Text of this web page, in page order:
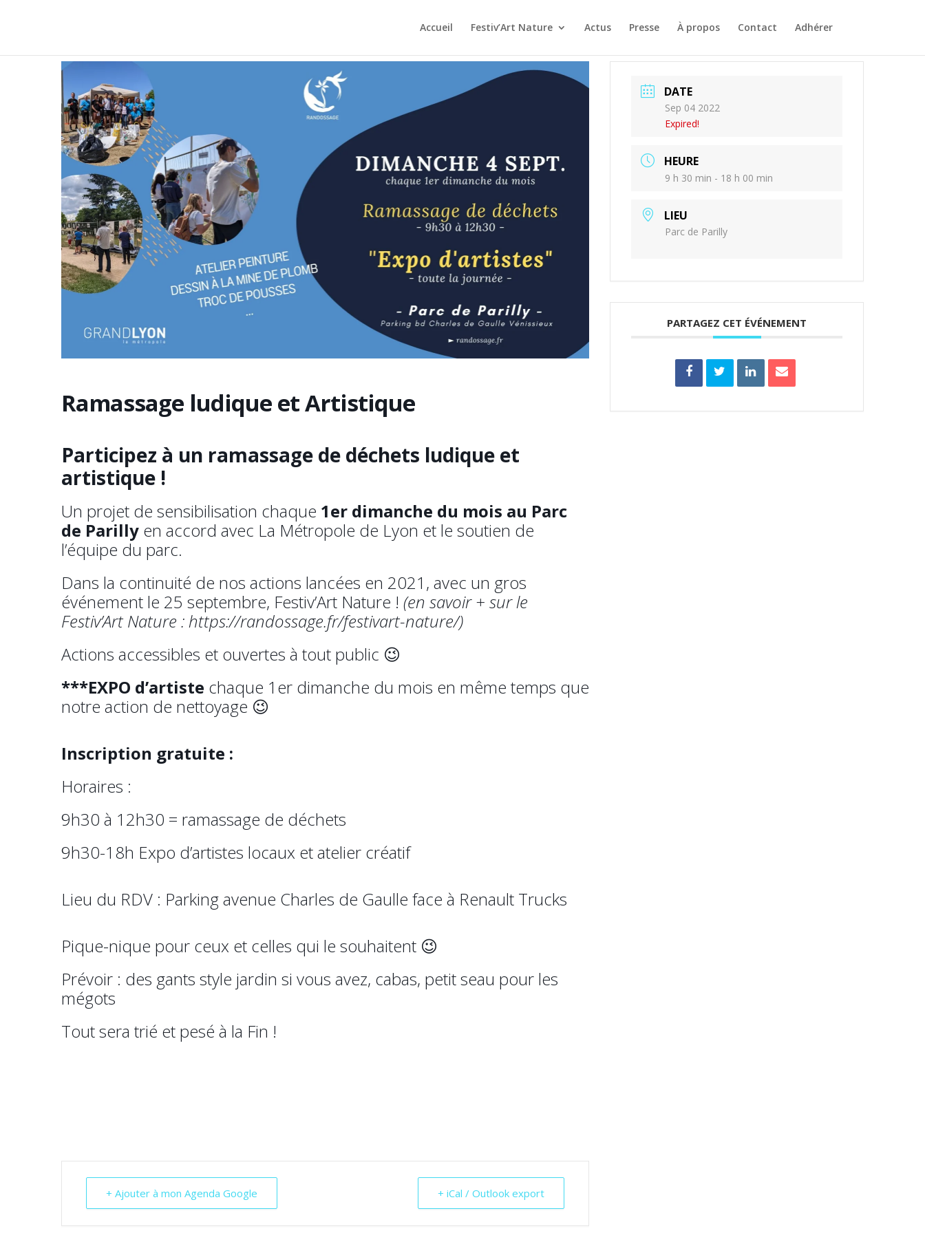
Accueil Festiv’Art Nature Actus Presse À propos Contact Adhérer
Ramassage ludique et Artistique
Participez à un ramassage de déchets ludique et
artistique !
Un projet de sensibilisation chaque 1er dimanche du mois au Parc
de Parilly en accord avec La Métropole de Lyon et le soutien de
l’équipe du parc.
Dans la continuité de nos actions lancées en 2021, avec un gros
événement le 25 septembre, Festiv’Art Nature ! (en savoir + sur le
Festiv’Art Nature : https://randossage.fr/festivart-nature/)
Actions accessibles et ouvertes à tout public 😉
***EXPO d’artiste chaque 1er dimanche du mois en même temps que
notre action de nettoyage 😉
Inscription gratuite :
Horaires :
9h30 à 12h30 = ramassage de déchets
9h30-18h Expo d’artistes locaux et atelier créatif
Lieu du RDV : Parking avenue Charles de Gaulle face à Renault Trucks
Pique-nique pour ceux et celles qui le souhaitent 😉
Prévoir : des gants style jardin si vous avez, cabas, petit seau pour les
mégots
Tout sera trié et pesé à la Fin !
+ Ajouter à mon Agenda Google + iCal / Outlook export
DATE
Sep 04 2022
Expired!
HEURE
9 h 30 min - 18 h 00 min
LIEU
Parc de Parilly
PARTAGEZ CET ÉVÉNEMENT